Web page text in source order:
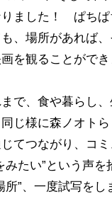
ました！ ぱちぱ
、場所があれば
を観ることができ
で、食や暮らし
じ様に森ノオト
てつながり、コ
みたい”という声
所”、一度試写を